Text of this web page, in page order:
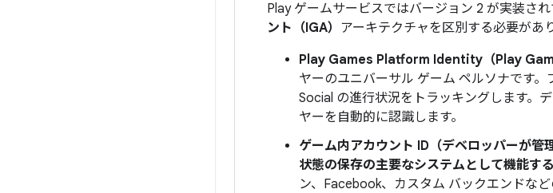
Play ゲームサービスではバージョン 2 が実装され
ント（IGA） アーキテクチャを区別する必要があり
Play Games Platform Identity（Play
ヤーのユニバーサル ゲーム ペルソナです
Social の進行状況をトラッキングします。
ヤーを自動的に認識します。
ゲーム内アカウント ID（デベロッパーが管
状態の保存の主要なシステムとして機能す
ン、Facebook、カスタム バックエンドな